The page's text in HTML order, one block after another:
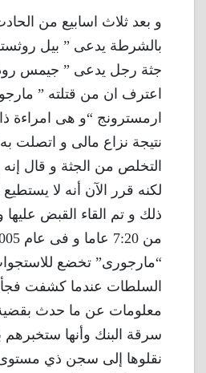
و بعد ثلاث اسابيع من
بالشرطة يدعى ” بيل
جثة رجل يدعى ” جيمس
اعترف ان من قتلته ”
ارمسترونج “و هى امراءة
نتيجة نزاع مالى و اتصلت
التخلص من الجثة و قال إنه
لكنه قرر الآن أنه لا
ذلك و تم القاء القبض
“مارجورى” تخضع
السلطات عندما كشفت
معلومات عن ما حدث بقضية
سرقة البنك وأنها
نقلوها إلى سجن ذي